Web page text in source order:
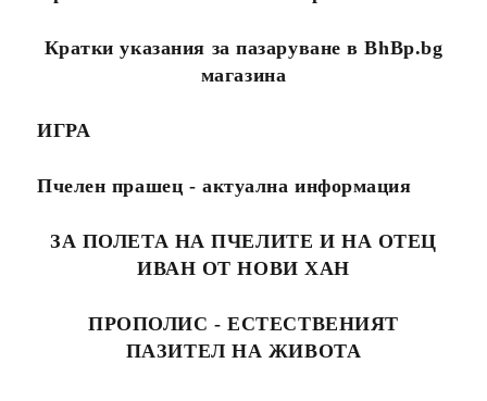
Кратки указания за пазаруване в BhBp.bg
магазина
ИГРА
Пчелен прашец - актуална информация
ЗА ПОЛЕТА НА ПЧЕЛИТЕ И НА ОТЕЦ
ИВАН ОТ НОВИ ХАН
ПРОПОЛИС - ЕСТЕСТВЕНИЯТ
ПАЗИТЕЛ НА ЖИВОТА